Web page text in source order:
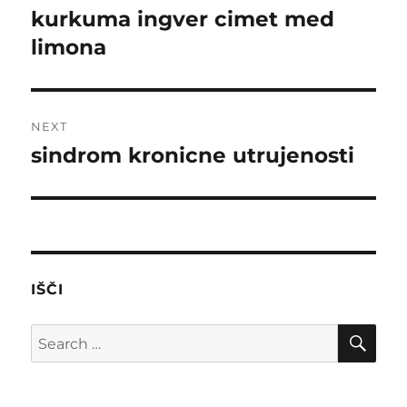
navigation
Previous
post:
kurkuma ingver cimet med
limona
NEXT
Next
sindrom kronicne utrujenosti
IŠČI
Search
for: